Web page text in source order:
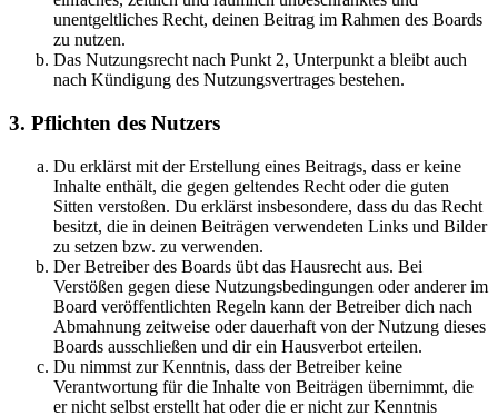
unentgeltliches Recht, deinen Beitrag im Rahmen des Boards
zu nutzen.
Das Nutzungsrecht nach Punkt 2, Unterpunkt a bleibt auch
nach Kündigung des Nutzungsvertrages bestehen.
3. Pflichten des Nutzers
Du erklärst mit der Erstellung eines Beitrags, dass er keine
Inhalte enthält, die gegen geltendes Recht oder die guten
Sitten verstoßen. Du erklärst insbesondere, dass du das Recht
besitzt, die in deinen Beiträgen verwendeten Links und Bilder
zu setzen bzw. zu verwenden.
Der Betreiber des Boards übt das Hausrecht aus. Bei
Verstößen gegen diese Nutzungsbedingungen oder anderer im
Board veröffentlichten Regeln kann der Betreiber dich nach
Abmahnung zeitweise oder dauerhaft von der Nutzung dieses
Boards ausschließen und dir ein Hausverbot erteilen.
Du nimmst zur Kenntnis, dass der Betreiber keine
Verantwortung für die Inhalte von Beiträgen übernimmt, die
er nicht selbst erstellt hat oder die er nicht zur Kenntnis